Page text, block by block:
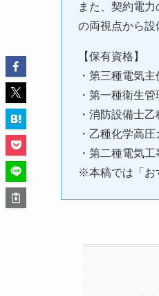
また、契約電
の両視点から設
【保有資格】
・第三種電気
・第一種衛生管
・消防設備士乙
・乙種化学高
・第二種電気工
※本稿では「お